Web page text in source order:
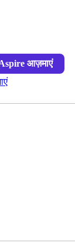
आज़माएं